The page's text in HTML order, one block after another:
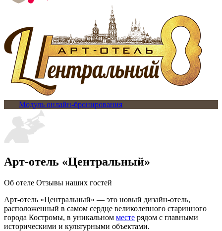
Модуль онлайн-бронирования
Арт-отель «Центральный»
Об отеле Отзывы наших гостей
Арт-отель «Центральный» — это новый дизайн-отель,
расположенный в самом сердце великолепного старинного
города Костромы, в уникальном месте рядом с главными
историческими и культурными объектами.